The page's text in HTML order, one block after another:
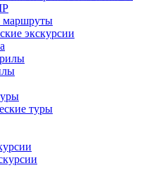
маршруты
экскурсии
туры